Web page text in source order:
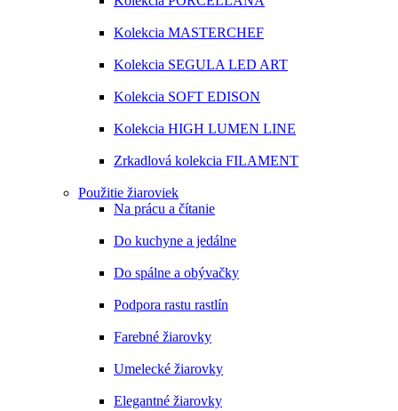
Kolekcia MASTERCHEF
Kolekcia SEGULA LED ART
Kolekcia SOFT EDISON
Kolekcia HIGH LUMEN LINE
Zrkadlová kolekcia FILAMENT
Použitie žiaroviek
Na prácu a čítanie
Do kuchyne a jedálne
Do spálne a obývačky
Podpora rastu rastlín
Farebné žiarovky
Umelecké žiarovky
Elegantné žiarovky